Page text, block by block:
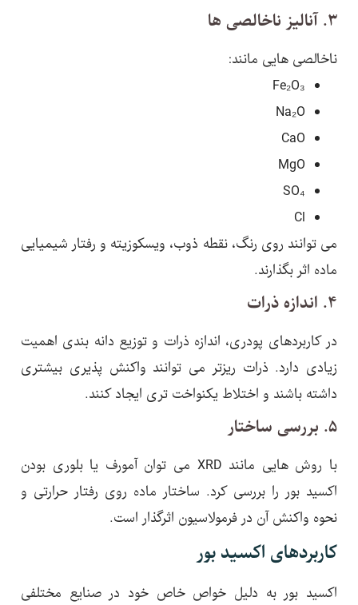
ناخالصی هایی مانند:
Fe₂O₃
Na₂O
CaO
MgO
SO₄
Cl
می توانند روی رنگ، نقطه ذوب، ویسکوزیته و رفتار شیمیایی
ماده اثر بگذارند.
در کاربردهای پودری، اندازه ذرات و توزیع دانه بندی اهمیت
زیادی دارد. ذرات ریزتر می توانند واکنش پذیری بیشتری
داشته باشند و اختلاط یکنواخت تری ایجاد کنند.
با روش هایی مانند XRD می توان آمورف یا بلوری بودن
اکسید بور را بررسی کرد. ساختار ماده روی رفتار حرارتی و
نحوه واکنش آن در فرمولاسیون اثرگذار است.
کاربردهای اکسید بور
اکسید بور به دلیل خواص خاص خود در صنایع مختلفی